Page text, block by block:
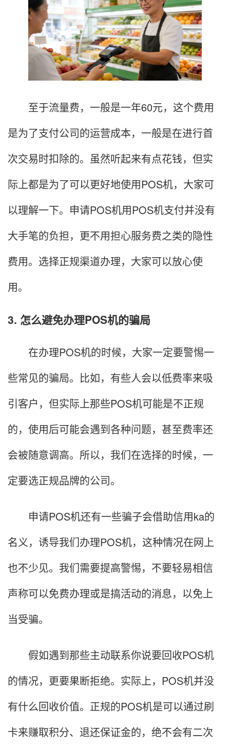
至于流量费，一般是一年60元，这个费用
是为了支付公司的运营成本，一般是在进行首
次交易时扣除的。虽然听起来有点花钱，但实
际上都是为了可以更好地使用POS机，大家可
以理解一下。申请POS机用POS机支付并没有
大手笔的负担，更不用担心服务费之类的隐性
费用。选择正规渠道办理，大家可以放心使
用。
3. 怎么避免办理POS机的骗局
在办理POS机的时候，大家一定要警惕一
些常见的骗局。比如，有些人会以低费率来吸
引客户，但实际上那些POS机可能是不正规
的，使用后可能会遇到各种问题，甚至费率还
会被随意调高。所以，我们在选择的时候，一
定要选正规品牌的公司。
申请POS机还有一些骗子会借助信用ka的
名义，诱导我们办理POS机，这种情况在网上
也不少见。我们需要提高警惕，不要轻易相信
声称可以免费办理或是搞活动的消息，以免上
当受骗。
假如遇到那些主动联系你说要回收POS机
的情况，更要果断拒绝。实际上，POS机并没
有什么回收价值。正规的POS机是可以通过刷
卡来赚取积分、退还保证金的，绝不会有二次